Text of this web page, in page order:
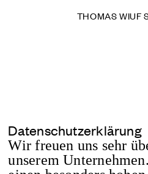
THOMAS WIUF
Datenschutzerklärung
Wir freuen uns sehr
unserem